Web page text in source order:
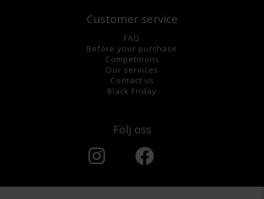
Customer service
FAQ
Before your purchase
Competitions
Our services
Contact us
Black Friday
Följ oss